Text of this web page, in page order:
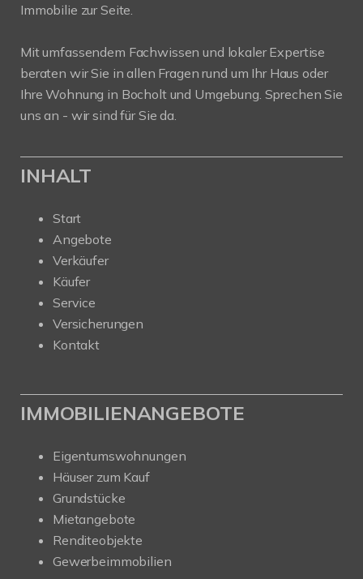
Immobilie zur Seite.
Mit umfassendem Fachwissen und lokaler Expertise
beraten wir Sie in allen Fragen rund um Ihr Haus oder
Ihre Wohnung in Bocholt und Umgebung. Sprechen Sie
uns an - wir sind für Sie da.
INHALT
Start
Angebote
Verkäufer
Käufer
Service
Versicherungen
Kontakt
IMMOBILIENANGEBOTE
Eigentumswohnungen
Häuser zum Kauf
Grundstücke
Mietangebote
Renditeobjekte
Gewerbeimmobilien